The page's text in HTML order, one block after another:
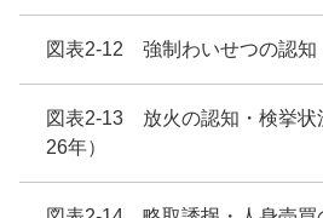
図表2-12 強制わいせつの認知
図表2-13 放火の認知・検挙状
26年）